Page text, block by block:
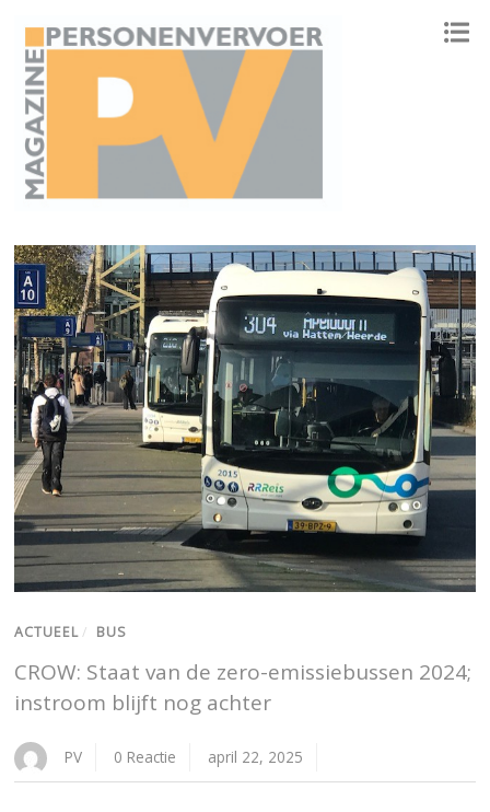
ACTUEEL / BUS
CROW: Staat van de zero-emissiebussen 2024;
instroom blijft nog achter
PV 0 Reactie april 22, 2025